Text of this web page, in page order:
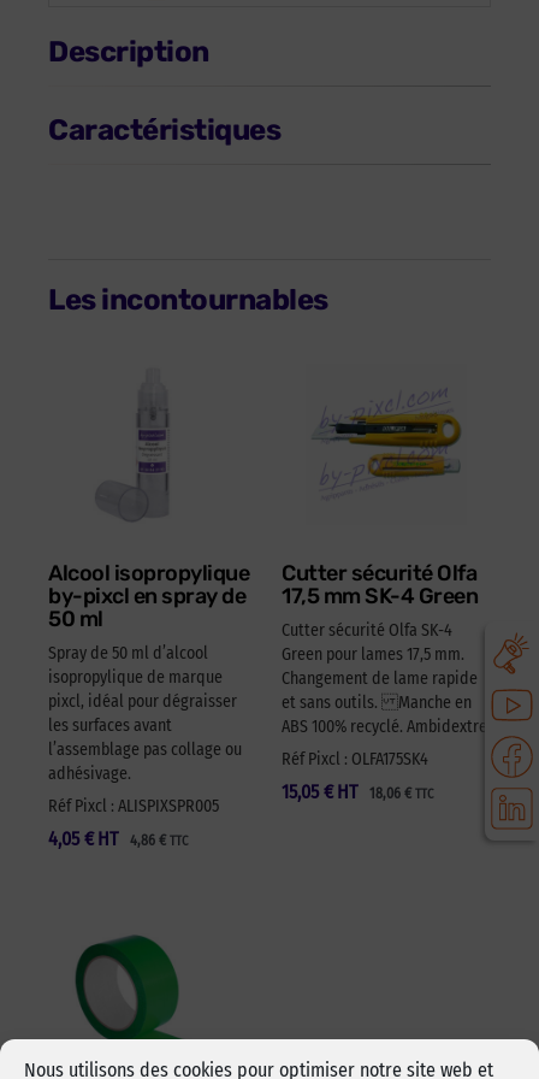
Nous utilisons des cookies pour optimiser notre site web et
Description
Caractéristiques
Les incontournables
Alcool isopropylique
by-pixcl en spray de
50 ml
Spray de 50 ml d’alcool
isopropylique de marque
pixcl, idéal pour dégraisser
les surfaces avant
l’assemblage pas collage ou
adhésivage.
Réf Pixcl : ALISPIXSPR005
4,05 € 4,86 € TTC
HT
Cutter sécurité Olfa
17,5 mm SK-4 Green
Cutter sécurité Olfa SK-4
Green pour lames 17,5 mm.
Changement de lame rapide
et sans outils. Manche en
ABS 100% recyclé. Ambidextre.
Réf Pixcl : OLFA175SK4
15,05 € 18,06 € TTC
HT